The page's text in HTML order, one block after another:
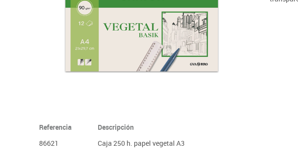
Plastifica, encuaderna, destruye
Papel y manipulados
Referencia Descripción
86621
Caja 250 h. papel vegetal A3